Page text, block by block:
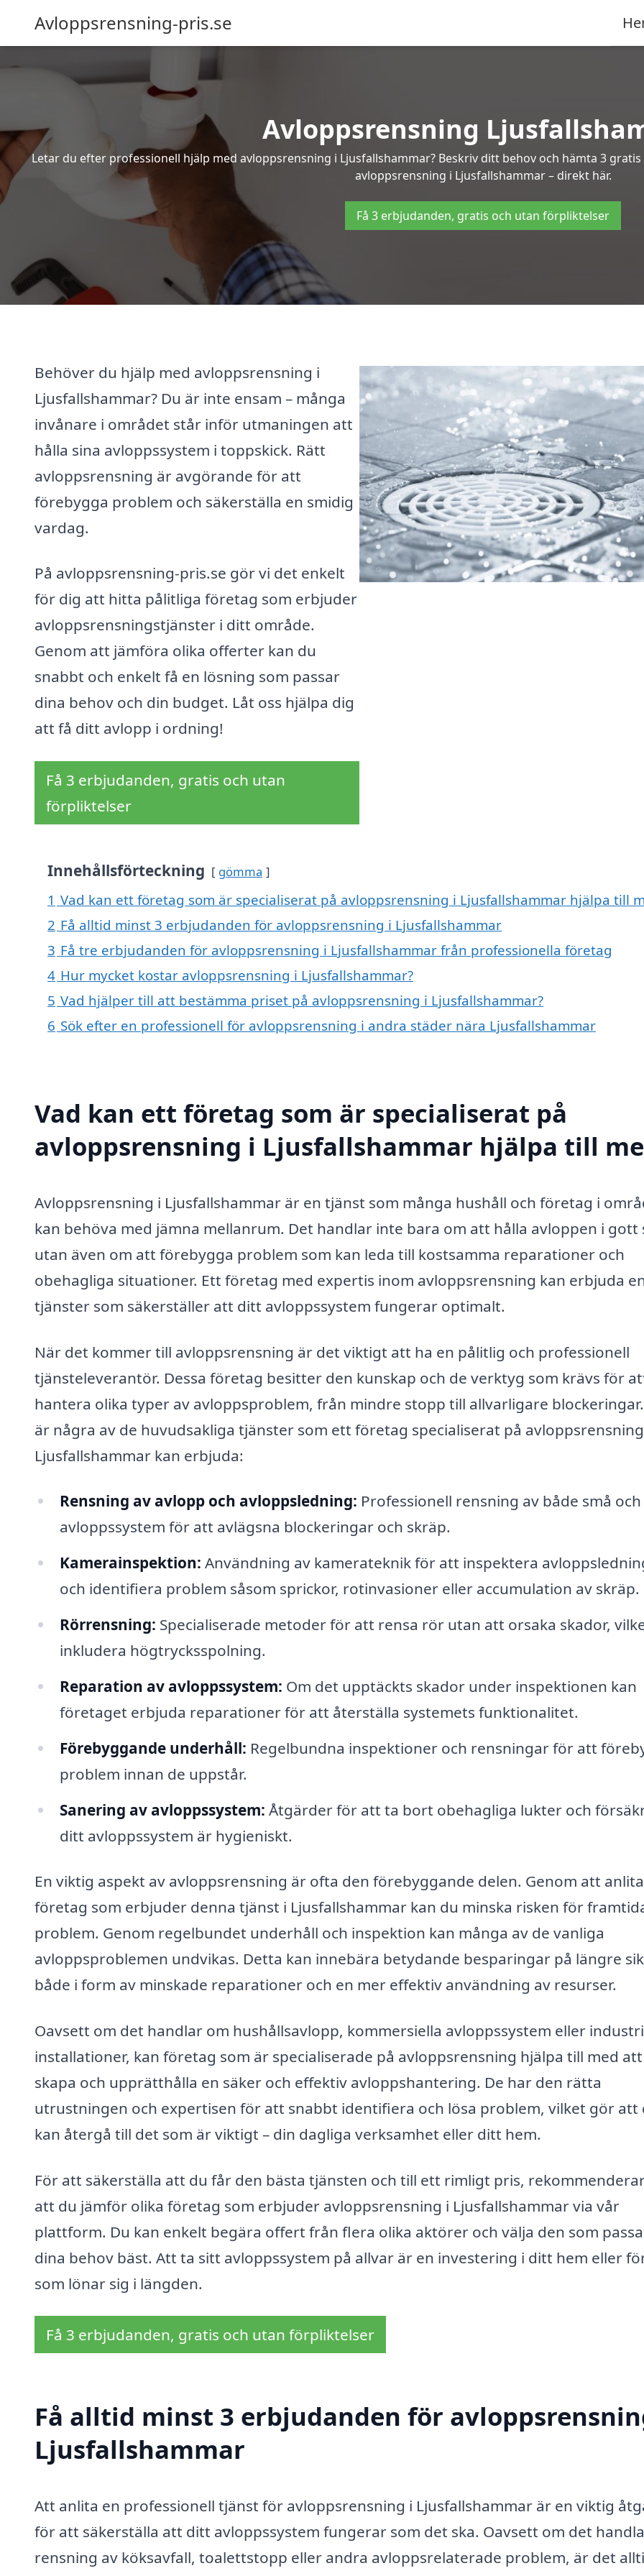
Avloppsrensning-pris.se
Avloppsrensning
Letar du efter professionell hjälp med avloppsrensning i Ljusfallshammar? Beskriv ditt behov och hämta 3
avloppsrensning i Ljusfallshammar – direkt här.
Få 3 erbjudanden, gratis och utan förpliktelser
Behöver du hjälp med avloppsrensning i
Ljusfallshammar? Du är inte ensam – många
invånare i området står inför utmaningen att
hålla sina avloppssystem i toppskick. Rätt
avloppsrensning är avgörande för att
förebygga problem och säkerställa en smidig
vardag.
På avloppsrensning-pris.se gör vi det enkelt
för dig att hitta pålitliga företag som erbjuder
avloppsrensningstjänster i ditt område.
Genom att jämföra olika offerter kan du
snabbt och enkelt få en lösning som passar
dina behov och din budget. Låt oss hjälpa dig
att få ditt avlopp i ordning!
Få 3 erbjudanden, gratis och utan
förpliktelser
Innehållsförteckning gömma
1 Vad kan ett företag som är specialiserat på avloppsrensning i Ljusfallshammar hjälpa till
2 Få alltid minst 3 erbjudanden för avloppsrensning i Ljusfallshammar
3 Få tre erbjudanden för avloppsrensning i Ljusfallshammar från professionella företag
4 Hur mycket kostar avloppsrensning i Ljusfallshammar?
5 Vad hjälper till att bestämma priset på avloppsrensning i Ljusfallshammar?
6 Sök efter en professionell för avloppsrensning i andra städer nära Ljusfallshammar
Vad kan ett företag som är specialiserat på
avloppsrensning i Ljusfallshammar hjälpa till
Avloppsrensning i Ljusfallshammar är en tjänst som många hushåll och företag i
kan behöva med jämna mellanrum. Det handlar inte bara om att hålla avloppen i gott
utan även om att förebygga problem som kan leda till kostsamma reparationer och
obehagliga situationer. Ett företag med expertis inom avloppsrensning kan erbjuda
tjänster som säkerställer att ditt avloppssystem fungerar optimalt.
När det kommer till avloppsrensning är det viktigt att ha en pålitlig och professionell
tjänsteleverantör. Dessa företag besitter den kunskap och de verktyg som krävs för
hantera olika typer av avloppsproblem, från mindre stopp till allvarligare
är några av de huvudsakliga tjänster som ett företag specialiserat på
Ljusfallshammar kan erbjuda:
Rensning av avlopp och avloppsledning: Professionell rensning av både små
avloppssystem för att avlägsna blockeringar och skräp.
Kamerainspektion: Användning av kamerateknik för att inspektera
och identifiera problem såsom sprickor, rotinvasioner eller accumulation av skräp.
Rörrensning: Specialiserade metoder för att rensa rör utan att orsaka skador,
inkludera högtrycksspolning.
Reparation av avloppssystem: Om det upptäckts skador under inspektionen kan
företaget erbjuda reparationer för att återställa systemets funktionalitet.
Förebyggande underhåll: Regelbundna inspektioner och rensningar för att
problem innan de uppstår.
Sanering av avloppssystem: Åtgärder för att ta bort obehagliga lukter och
ditt avloppssystem är hygieniskt.
En viktig aspekt av avloppsrensning är ofta den förebyggande delen. Genom att
företag som erbjuder denna tjänst i Ljusfallshammar kan du minska risken för
problem. Genom regelbundet underhåll och inspektion kan många av de vanliga
avloppsproblemen undvikas. Detta kan innebära betydande besparingar på längre
både i form av minskade reparationer och en mer effektiv användning av resurser.
Oavsett om det handlar om hushållsavlopp, kommersiella avloppssystem eller
installationer, kan företag som är specialiserade på avloppsrensning hjälpa till med att
skapa och upprätthålla en säker och effektiv avloppshantering. De har den rätta
utrustningen och expertisen för att snabbt identifiera och lösa problem, vilket gör att
kan återgå till det som är viktigt – din dagliga verksamhet eller ditt hem.
För att säkerställa att du får den bästa tjänsten och till ett rimligt pris,
att du jämför olika företag som erbjuder avloppsrensning i Ljusfallshammar via vår
plattform. Du kan enkelt begära offert från flera olika aktörer och välja den som
dina behov bäst. Att ta sitt avloppssystem på allvar är en investering i ditt hem eller
som lönar sig i längden.
Få 3 erbjudanden, gratis och utan förpliktelser
Få alltid minst 3 erbjudanden för
Ljusfallshammar
Att anlita en professionell tjänst för avloppsrensning i Ljusfallshammar är en viktig
för att säkerställa att ditt avloppssystem fungerar som det ska. Oavsett om det
rensning av köksavfall, toalettstopp eller andra avloppsrelaterade problem, är det